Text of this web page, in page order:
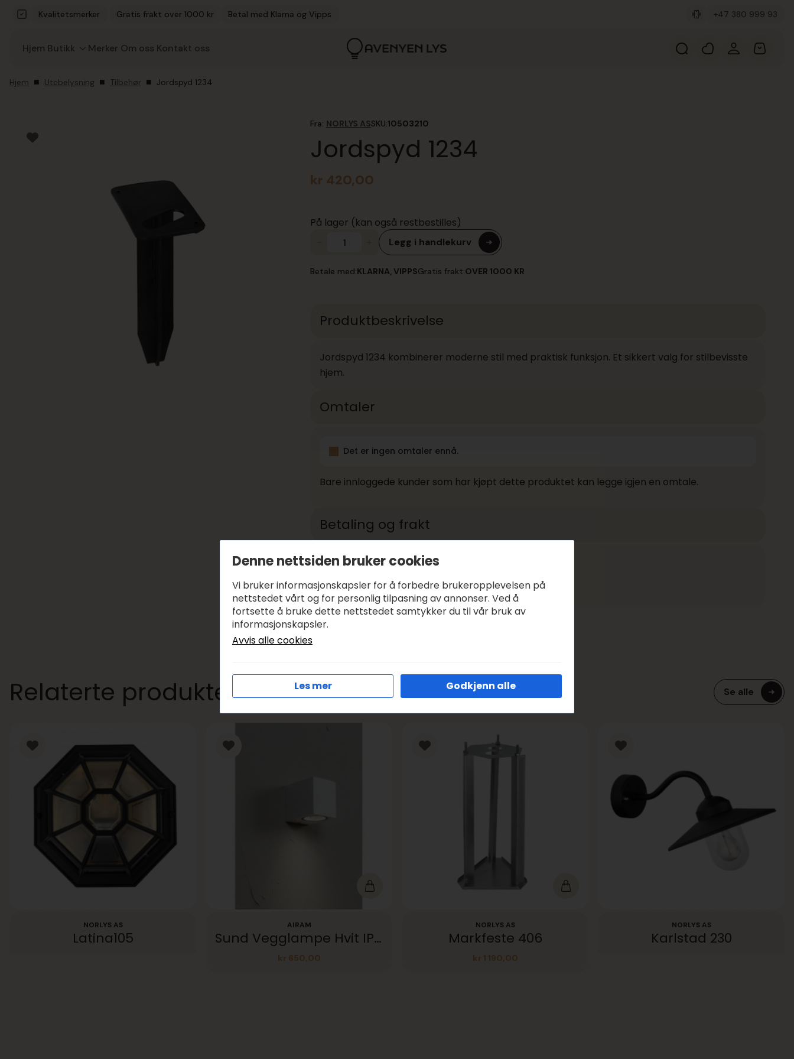
Kvalitetsmerker
Gratis frakt over 1000 kr Betal med Klarna og Vipps +47 380 999 93
Hjem Butikk Merker Om oss Kontakt oss
Hjem Utebelysning Tilbehør Jordspyd 1234
Fra: NORLYS ASSKU:10503210
Jordspyd 1234
kr 420,00
På lager (kan også restbestilles)
Jordspyd Legg i handlekurv
Betale med:KLARNA, VIPPSGratis frakt:OVER 1000 KR
Produktbeskrivelse
Jordspyd 1234 kombinerer moderne stil med praktisk funksjon. Et sikkert valg for stilbevisste
hjem.
Omtaler
Det er ingen omtaler ennå.
Bare innloggede kunder som har kjøpt dette produktet kan legge igjen en omtale.
Betaling og frakt
Betale med:KLARNA, VIPPS
Frakt:
GRATIS FRA KR 1000
Relaterte produkter Se alle
NORLYS AS
Latina105
AIRAM
Sund Vegglampe Hvit IP44
kr 650,00
NORLYS AS
Markfeste 406
kr 1 190,00
NORLYS AS
Karlstad 230
Denne nettsiden bruker cookies
Vi bruker informasjonskapsler for å forbedre brukeropplevelsen på
nettstedet vårt og for personlig tilpasning av annonser. Ved å
fortsette å bruke dette nettstedet samtykker du til vår bruk av
informasjonskapsler.
Avvis alle cookies
Les mer Godkjenn alle